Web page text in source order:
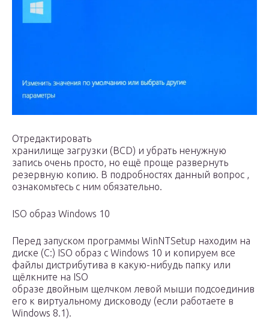
Отредактировать
хранилище загрузки (BCD) и убрать ненужную
запись очень просто, но ещё проще развернуть
резервную копию. В подробностях данный вопрос ,
ознакомьтесь с ним обязательно.
ISO образ Windows 10
Перед запуском программы WinNTSetup находим на
диске (C:) ISO образ с Windows 10 и копируем все
файлы дистрибутива в какую-нибудь папку или
щёлкните на ISO
образе двойным щелчком левой мыши подсоединив
его к виртуальному дисководу (если работаете в
Windows 8.1).